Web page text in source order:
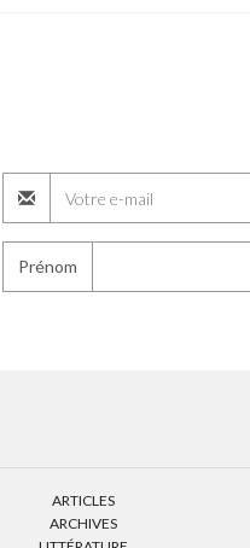
Prénom
ARTICLES
ARCHIVES